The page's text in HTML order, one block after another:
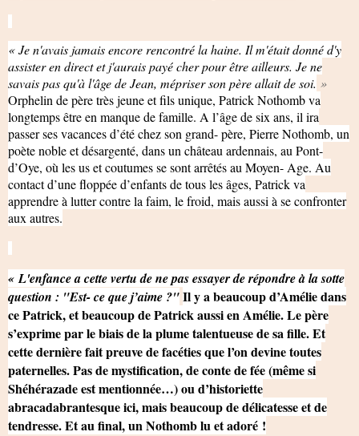
« Je n'avais jamais encore rencontré la haine. Il m'était donné d'y
assister en direct et j'aurais payé cher pour être ailleurs. Je ne
savais pas qu'à l'âge de Jean, mépriser son père allait de soi. »
Orphelin de père très jeune et fils unique, Patrick Nothomb va
longtemps être en manque de famille. A l’âge de six ans, il ira
passer ses vacances d’été chez son grand- père, Pierre Nothomb, un
poète noble et désargenté, dans un château ardennais, au Pont-
d’Oye, où les us et coutumes se sont arrêtés au Moyen- Age. Au
contact d’une floppée d’enfants de tous les âges, Patrick va
apprendre à lutter contre la faim, le froid, mais aussi à se confronter
aux autres.
« L'enfance a cette vertu de ne pas essayer de répondre à la sotte
question : "Est- ce que j’aime ?"Il y a beaucoup d’Amélie dans
ce Patrick, et beaucoup de Patrick aussi en Amélie. Le père
s’exprime par le biais de la plume talentueuse de sa fille. Et
cette dernière fait preuve de facéties que l’on devine toutes
paternelles. Pas de mystification, de conte de fée (même si
Shéhérazade est mentionnée…) ou d’historiette
abracadabrantesque ici, mais beaucoup de délicatesse et de
tendresse. Et au final, un Nothomb lu et adoré !